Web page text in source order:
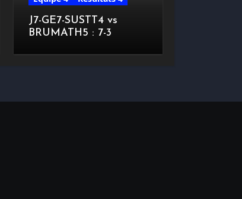
J7-GE7-SUSTT4 vs
BRUMATH5 : 7-3